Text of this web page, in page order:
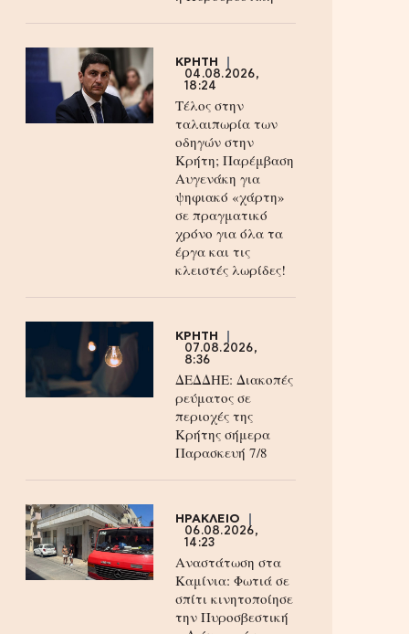
ΚΡΗΤΗ
04.08.2026,
18:24
Τέλος στην
ταλαιπωρία των
οδηγών στην
Κρήτη; Παρέμβαση
Αυγενάκη για
ψηφιακό «χάρτη»
σε πραγματικό
χρόνο για όλα τα
έργα και τις
κλειστές λωρίδες!
ΚΡΗΤΗ
07.08.2026,
8:36
ΔΕΔΔΗΕ: Διακοπές
ρεύματος σε
περιοχές της
Κρήτης σήμερα
Παρασκευή 7/8
ΗΡΑΚΛΕΙΟ
06.08.2026,
14:23
Αναστάτωση στα
Καμίνια: Φωτιά σε
σπίτι κινητοποίησε
την Πυροσβεστική